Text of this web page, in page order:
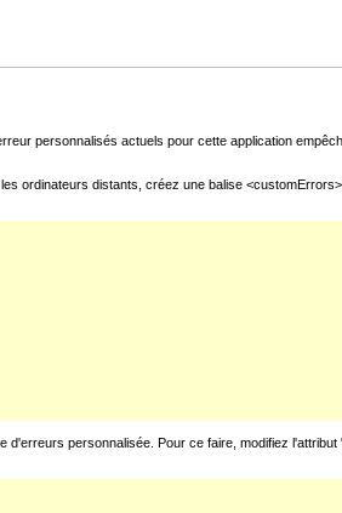
personnalisés actuels pour cette application
ordinateurs distants, créez une balise
personnalisée. Pour ce faire, modifiez